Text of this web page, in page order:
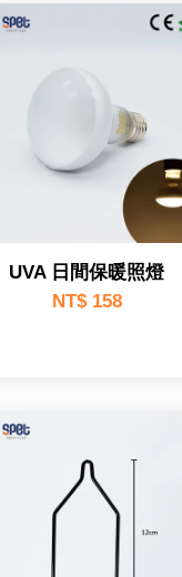
UVA 日間保暖照燈
NT$ 158